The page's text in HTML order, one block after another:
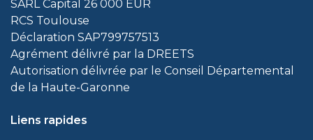
SARL Capital 26 000 EUR
RCS Toulouse
Déclaration SAP799757513
Agrément délivré par la DREETS
Autorisation délivrée par le Conseil Départemental
de la Haute-Garonne
Liens rapides